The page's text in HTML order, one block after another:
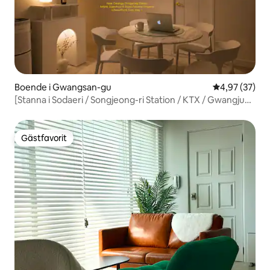
Boende i Gwangsan-gu 4,97 av 5 i
4,97 (37)
[Stanna i Sodaeri / Songjeong-ri Station / KTX / Gwangju
Gästfavorit
Gästfavorit